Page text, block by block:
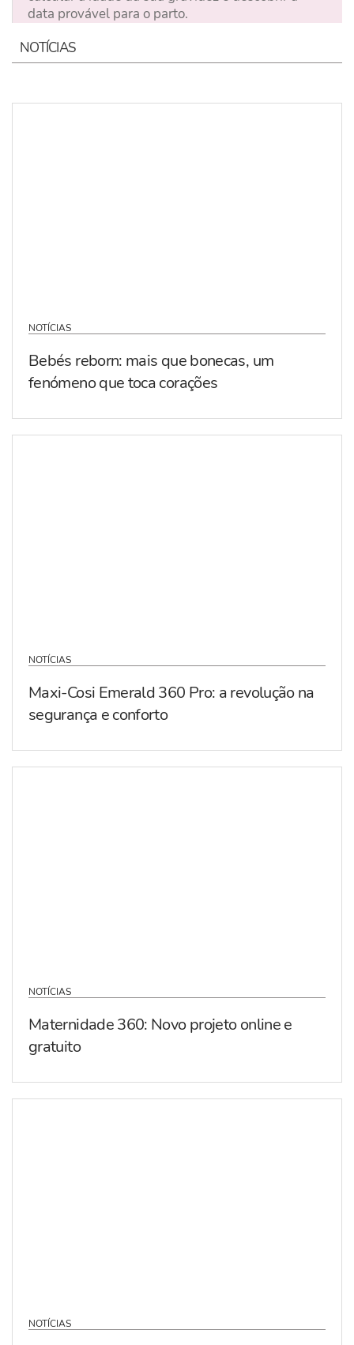
data provável para o parto.
NOTÍCIAS
NOTÍCIAS
Bebés reborn: mais que bonecas, um
fenómeno que toca corações
NOTÍCIAS
Maxi-Cosi Emerald 360 Pro: a revolução na
segurança e conforto
NOTÍCIAS
Maternidade 360: Novo projeto online e
gratuito
NOTÍCIAS